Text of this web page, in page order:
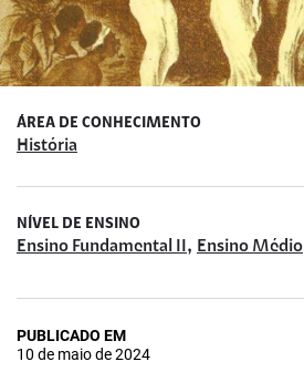
ÁREA DE CONHECIMENTO
História
NÍVEL DE ENSINO
Ensino Fundamental II , Ensino Médio
PUBLICADO EM
10 de maio de 2024